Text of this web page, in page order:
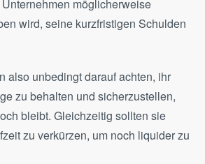
möglicherweise
wird, seine kurzfristigen Schulden
also unbedingt darauf achten, ihr
zu behalten und sicherzustellen,
bleibt. Gleichzeitig sollten sie
zu verkürzen, um noch liquider zu